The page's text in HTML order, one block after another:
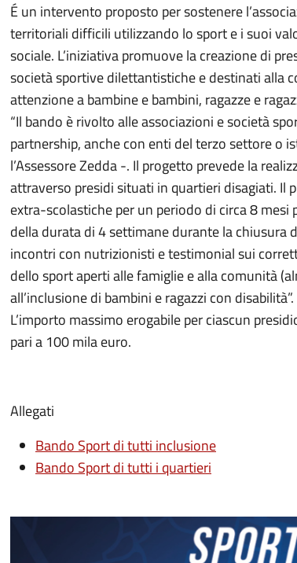
É un intervento proposto per sostenere
territoriali difficili utilizzando lo sport e i suoi
sociale. L’iniziativa promuove la creazione di
società sportive dilettantistiche e destinati alla
attenzione a bambine e bambini, ragazze e
“Il bando è rivolto alle associazioni e società
partnership, anche con enti del terzo settore o
l’Assessore Zedda -. Il progetto prevede la
attraverso presidi situati in quartieri disagiati.
extra-scolastiche per un periodo di circa 8
della durata di 4 settimane durante la chiusura
incontri con nutrizionisti e testimonial sui
dello sport aperti alle famiglie e alla comunità
all’inclusione di bambini e ragazzi con disabilità”.
L’importo massimo erogabile per ciascun
pari a 100 mila euro.
Allegati
Bando Sport di tutti inclusione
Bando Sport di tutti i quartieri